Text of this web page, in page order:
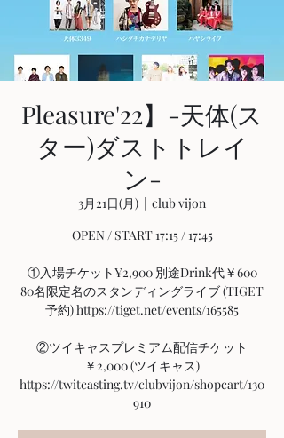
Pleasure'22】-天体(ス
ター)ダストトレイ
ン-
3月21日(月)
  |
club vijon
OPEN / START 17:15 / 17:45
①入場チケット¥2,900 別途Drink代￥600
80名限定名のスタンディングライブ (TIGET
予約) https://tiget.net/events/165585
②ツイキャスプレミアム配信チケット
￥2,000 (ツイキャス)
https://twitcasting.tv/clubvijon/shopcart/130
910